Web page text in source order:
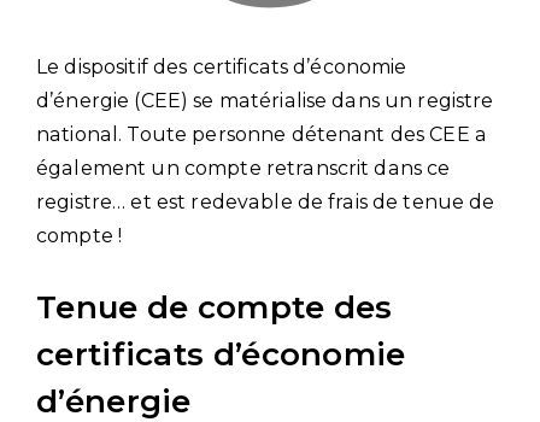
Le dispositif des certificats d’économie
d’énergie (CEE) se matérialise dans un registre
national. Toute personne détenant des CEE a
également un compte retranscrit dans ce
registre… et est redevable de frais de tenue de
compte !
Tenue de compte des
certificats d’économie
d’énergie